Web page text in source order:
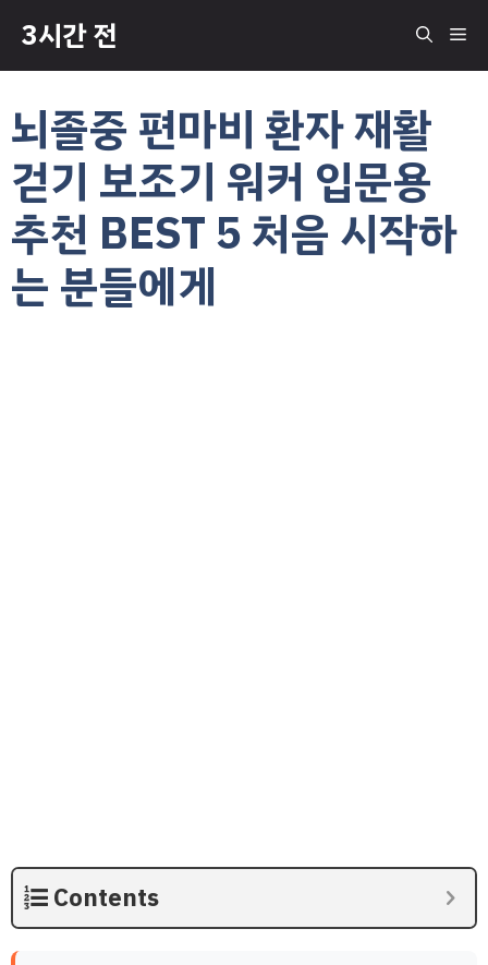
츠
너
뛰
3시간 전 메
뇌졸중 편마비 환자 재활
걷기 보조기 워커 입문용
추천 BEST 5 처음 시작하
는 분들에게
Contents